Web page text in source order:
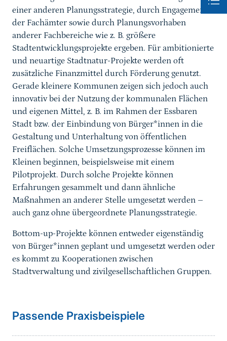
einer anderen Planungsstrategie, durch Engagement
der Fachämter sowie durch Planungsvorhaben
anderer Fachbereiche wie z. B. größere
Stadtentwicklungsprojekte ergeben. Für ambitionierte
und neuartige Stadtnatur-Projekte werden oft
zusätzliche Finanzmittel durch Förderung genutzt.
Gerade kleinere Kommunen zeigen sich jedoch auch
innovativ bei der Nutzung der kommunalen Flächen
und eigenen Mittel, z. B. im Rahmen der Essbaren
Stadt bzw. der Einbindung von Bürger*innen in die
Gestaltung und Unterhaltung von öffentlichen
Freiflächen. Solche Umsetzungsprozesse können im
Kleinen beginnen, beispielsweise mit einem
Pilotprojekt. Durch solche Projekte können
Erfahrungen gesammelt und dann ähnliche
Maßnahmen an anderer Stelle umgesetzt werden –
auch ganz ohne übergeordnete Planungsstrategie.
Bottom-up-Projekte können entweder eigenständig
von Bürger*innen geplant und umgesetzt werden oder
es kommt zu Kooperationen zwischen
Stadtverwaltung und zivilgesellschaftlichen Gruppen.
Passende Praxisbeispiele